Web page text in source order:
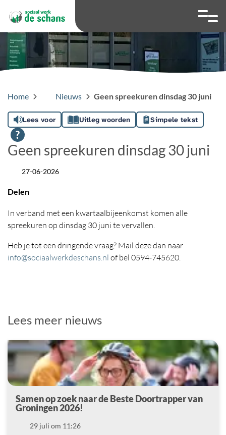
Hoog contrast
Ga naar
Home Nieuws Geen spreekuren dinsdag 30 juni
Lees voor Uitleg woorden Simpele tekst
Geen spreekuren dinsdag 30 juni
Datum
27-06-2026
Delen
In verband met een kwartaalbijeenkomst komen alle
spreekuren op dinsdag 30 juni te vervallen.
Heb je tot een dringende vraag? Mail deze dan naar
info@sociaalwerkdeschans.nl of bel 0594-745620.
Lees meer nieuws
Samen op zoek naar de Beste Doortrapper van
Groningen 2026!
Datum29 juli om 11:26